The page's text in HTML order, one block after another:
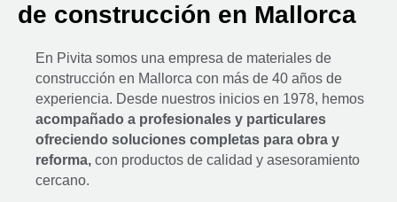
de construcción en Mallorca
En Pivita somos una empresa de materiales de
construcción en Mallorca con más de 40 años de
experiencia. Desde nuestros inicios en 1978, hemos
acompañado a profesionales y particulares
ofreciendo soluciones completas para obra y
reforma, con productos de calidad y asesoramiento
cercano.